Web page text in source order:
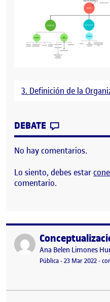
3. Definición de la
DEBATE
No hay comentarios.
Lo siento, debes estar
comentario.
Publicado por
Publicado por
Ana Belen Limones
Visibilidad:
Pública-Fecha de
23 Mar 2022-